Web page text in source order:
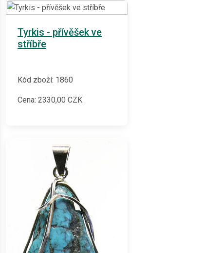
Tyrkis - přívěšek ve
stříbře
Kód zboží: 1860
Cena: 2330,00 CZK